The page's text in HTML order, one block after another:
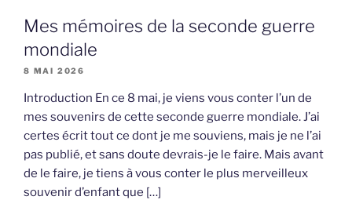
Mes mémoires de la seconde guerre
mondiale
8 MAI 2026
Introduction En ce 8 mai, je viens vous conter l’un de
mes souvenirs de cette seconde guerre mondiale. J’ai
certes écrit tout ce dont je me souviens, mais je ne l’ai
pas publié, et sans doute devrais-je le faire. Mais avant
de le faire, je tiens à vous conter le plus merveilleux
souvenir d’enfant que […]